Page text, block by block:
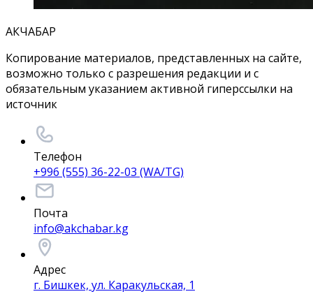
АКЧАБАР
Копирование материалов, представленных на сайте,
возможно только с разрешения редакции и с
обязательным указанием активной гиперссылки на
источник
Телефон
+996 (555) 36-22-03 (WA/TG)
Почта
info@akchabar.kg
Адрес
г. Бишкек, ул. Каракульская, 1